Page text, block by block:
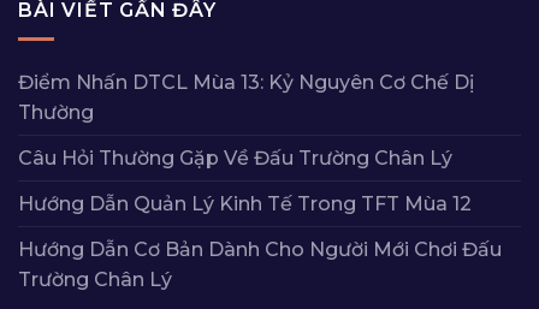
BÀI VIẾT GẦN ĐÂY
Điểm Nhấn DTCL Mùa 13: Kỷ Nguyên Cơ Chế Dị
Thường
Câu Hỏi Thường Gặp Về Đấu Trường Chân Lý
Hướng Dẫn Quản Lý Kinh Tế Trong TFT Mùa 12
Hướng Dẫn Cơ Bản Dành Cho Người Mới Chơi Đấu
Trường Chân Lý